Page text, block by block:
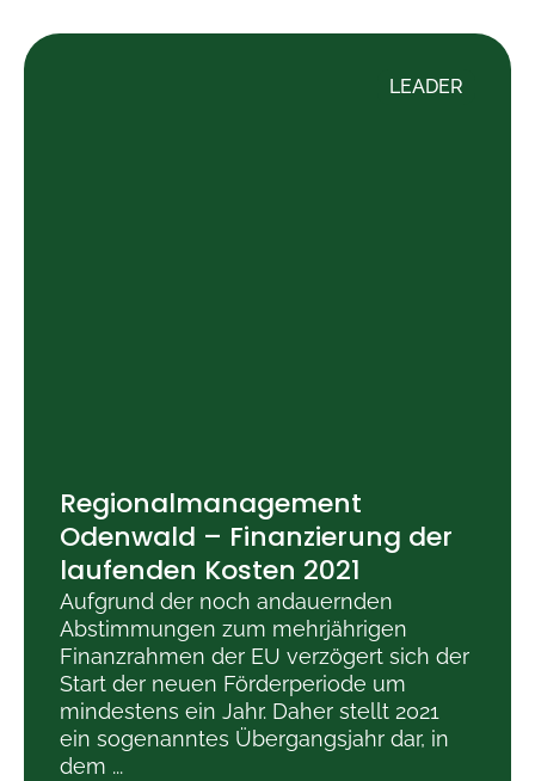
LEADER
Regionalmanagement
Odenwald – Finanzierung der
laufenden Kosten 2021
Aufgrund der noch andauernden
Abstimmungen zum mehrjährigen
Finanzrahmen der EU verzögert sich der
Start der neuen Förderperiode um
mindestens ein Jahr. Daher stellt 2021
ein sogenanntes Übergangsjahr dar, in
dem ...